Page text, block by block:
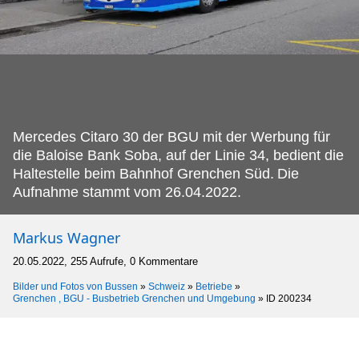
Mercedes Citaro 30 der BGU mit der Werbung für
die Baloise Bank Soba, auf der Linie 34, bedient die
Haltestelle beim Bahnhof Grenchen Süd. Die
Aufnahme stammt vom 26.04.2022.
Markus Wagner
20.05.2022, 255 Aufrufe, 0 Kommentare
Bilder und Fotos von Bussen » Schweiz » Betriebe »
Grenchen , BGU - Busbetrieb Grenchen und Umgebung » ID 200234